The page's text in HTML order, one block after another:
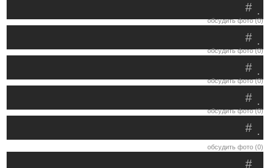
.
#
обсудить фото (0)
.
#
обсудить фото (0)
.
#
обсудить фото (0)
.
#
обсудить фото (0)
.
#
обсудить фото (0)
#